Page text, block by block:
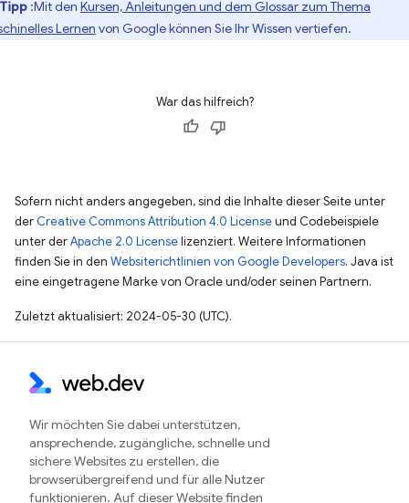
Tipp :Mit den Kursen, Anleitungen und dem Glossar zum Thema
Lernen von Google können Sie Ihr Wissen vertiefen.
War das hilfreich?
Sofern nicht anders angegeben, sind die Inhalte dieser Seite unter
der Creative Commons Attribution 4.0 Licenseund Codebeispiele
unter derApache 2.0 Licenselizenziert. Weitere Informationen
finden Sie in den Websiterichtlinien von Google Developers. Java ist
eine eingetragene Marke von Oracle und/oder seinen Partnern.
Zuletzt aktualisiert: 2024-05-30 (UTC).
Wir möchten Sie dabei unterstützen,
ansprechende, zugängliche, schnelle und
sichere Websites zu erstellen, die
browserübergreifend und für alle Nutzer
funktionieren. Auf dieser Website finden